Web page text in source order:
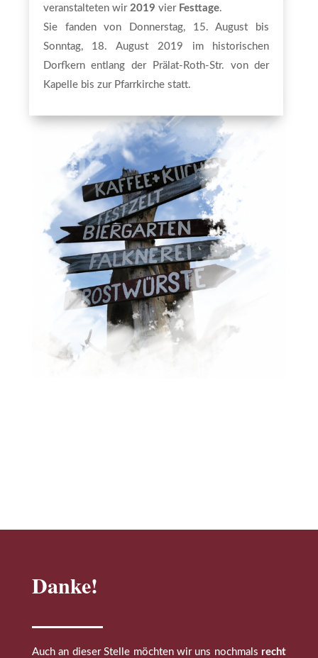
veranstalteten wir 2019 vier Festtage.
Sie fanden von Donnerstag, 15. August bis
Sonntag, 18. August 2019 im historischen
Dorfkern entlang der Prälat-Roth-Str. von der
Kapelle bis zur Pfarrkirche statt.
Danke!
Auch an dieser Stelle möchten wir uns nochmals recht